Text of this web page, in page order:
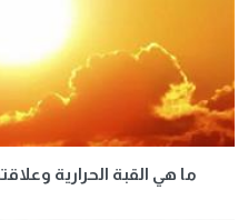
ما هي القبة الحرارية